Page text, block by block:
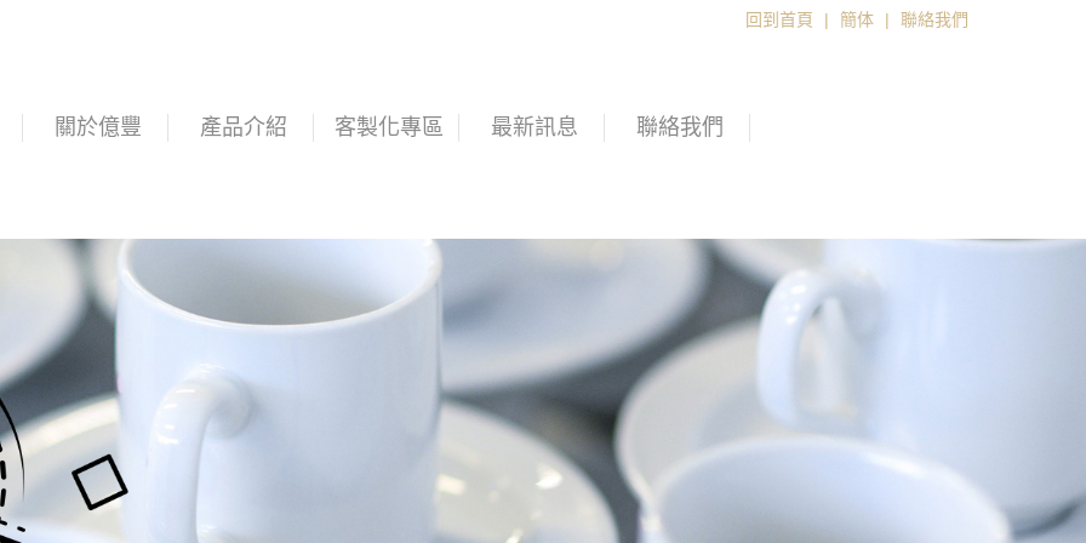
回到首頁 | 簡体 | 聯絡我們
關於億豐 產品介紹 客製化專區 最新訊息 聯絡我們